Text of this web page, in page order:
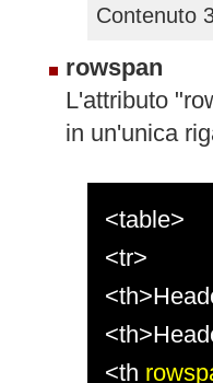
Contenuto
rowspan
L'attributo
in un'unica
<table>
<tr>
<th